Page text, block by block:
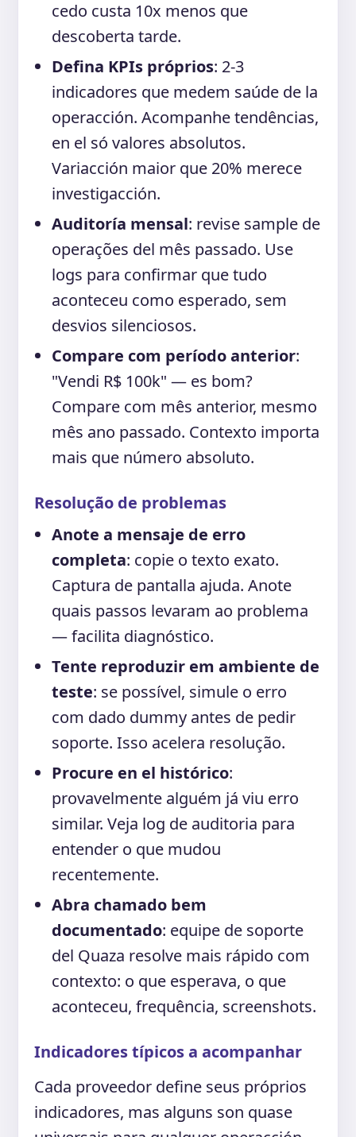
cedo custa 10x menos que
descoberta tarde.
Defina KPIs próprios: 2-3
indicadores que medem saúde de la
operacción. Acompanhe tendências,
en el só valores absolutos.
Variacción maior que 20% merece
investigacción.
Auditoría mensal: revise sample de
operações del mês passado. Use
logs para confirmar que tudo
aconteceu como esperado, sem
desvios silenciosos.
Compare com período anterior:
"Vendi R$ 100k" — es bom?
Compare com mês anterior, mesmo
mês ano passado. Contexto importa
mais que número absoluto.
Resolução de problemas
Anote a mensaje de erro
completa: copie o texto exato.
Captura de pantalla ajuda. Anote
quais passos levaram ao problema
— facilita diagnóstico.
Tente reproduzir em ambiente de
teste: se possível, simule o erro
com dado dummy antes de pedir
soporte. Isso acelera resolução.
Procure en el histórico:
provavelmente alguém já viu erro
similar. Veja log de auditoria para
entender o que mudou
recentemente.
Abra chamado bem
documentado: equipe de soporte
del Quaza resolve mais rápido com
contexto: o que esperava, o que
aconteceu, frequência, screenshots.
Indicadores típicos a acompanhar
Cada proveedor define seus próprios
indicadores, mas alguns son quase